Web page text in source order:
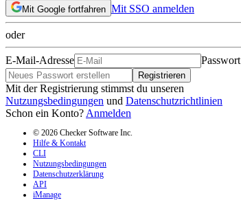
Mit Google fortfahren Mit SSO anmelden
oder
E-Mail-Adresse Passwort
Registrieren
Mit der Registrierung stimmst du unseren
Nutzungsbedingungen und Datenschutzrichtlinien
Schon ein Konto? Anmelden
© 2026 Checker Software Inc.
Hilfe & Kontakt
CLI
Nutzungsbedingungen
Datenschutzerklärung
API
iManage